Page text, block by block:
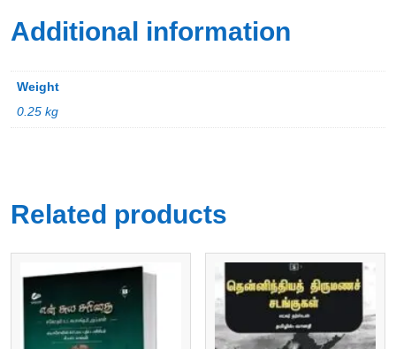
Additional information
Weight
0.25 kg
Related products